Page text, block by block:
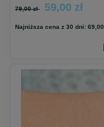
79,00 zł 59,00 zł
Najniższa cena z 30 dni: 69,00